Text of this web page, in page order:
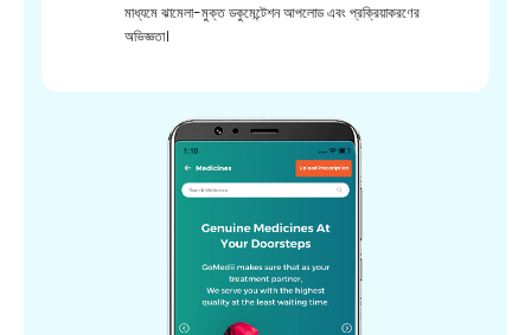
মাধ্যমে ঝামেলা-মুক্ত ডকুমেন্টেশন আপলোড এবং প্রক্রিয়াকরণের
অভিজ্ঞতা।